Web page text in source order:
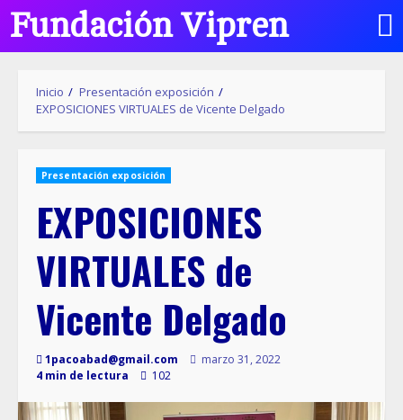
Fundación Vipren
Inicio
Presentación exposición
EXPOSICIONES VIRTUALES de Vicente Delgado
Presentación exposición
EXPOSICIONES
VIRTUALES de
Vicente Delgado
1pacoabad@gmail.com
marzo 31, 2022
4 min de lectura
102